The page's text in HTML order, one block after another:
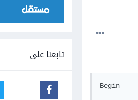
Begin
تابعنا على